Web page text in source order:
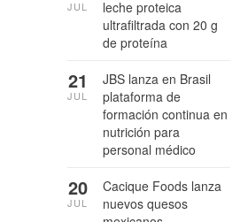
leche proteica
ultrafiltrada con 20 g
de proteína
JUL
JBS lanza en Brasil
plataforma de
formación continua en
nutrición para
personal médico
21
JUL
Cacique Foods lanza
nuevos quesos
20
JUL